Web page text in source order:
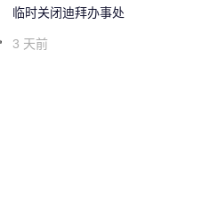
临时关闭迪拜办事处
3 天前